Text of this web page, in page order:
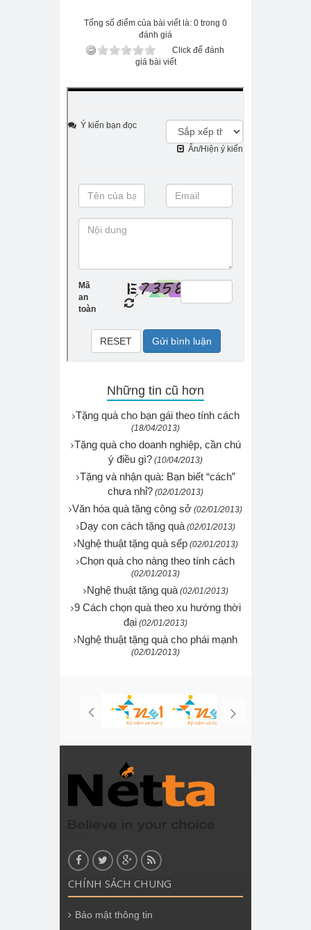
Tổng số điểm của bài viết là: 0 trong 0
đánh giá
Click để đánh
giá bài viết
Những tin cũ hơn
Tặng quà cho bạn gái theo tính cách
(18/04/2013)
Tặng quà cho doanh nghiệp, cần chú
ý điều gì? (10/04/2013)
Tặng và nhận quà: Bạn biết “cách”
chưa nhỉ? (02/01/2013)
Văn hóa quà tặng công sở (02/01/2013)
Dạy con cách tặng quà (02/01/2013)
Nghệ thuật tặng quà sếp (02/01/2013)
Chọn quà cho nàng theo tính cách
(02/01/2013)
Nghệ thuật tặng quà (02/01/2013)
9 Cách chọn quà theo xu hướng thời
đại (02/01/2013)
Nghệ thuật tặng quà cho phái mạnh
(02/01/2013)
CHÍNH SÁCH CHUNG
Bảo mật thông tin